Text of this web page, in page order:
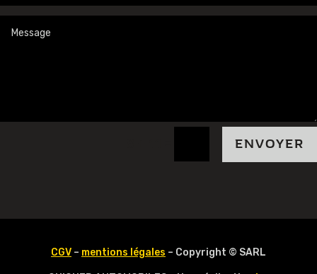
ENVOYER
CGV– mentions légales – Copyright © SARL